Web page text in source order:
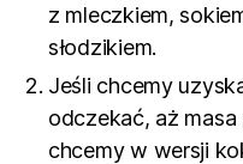
z mleczkiem,
słodzikiem.
Jeśli chcemy
odczekać, aż
chcemy w wersji